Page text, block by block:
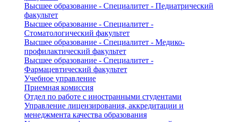
Высшее образование - Специалитет - Педиатрический
факультет
Высшее образование - Специалитет -
Стоматологический факультет
Высшее образование - Специалитет - Медико-
профилактический факультет
Высшее образование - Специалитет -
Фармацевтический факультет
Учебное управление
Приемная комиссия
Отдел по работе с иностранными студентами
Управление лицензирования, аккредитации и
менеджмента качества образования